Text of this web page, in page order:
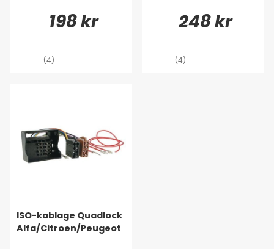
198 kr
(4)
248 kr
(4)
ISO-kablage Quadlock
Alfa/Citroen/Peugeot